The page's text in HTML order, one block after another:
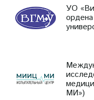
УО
МИ»)